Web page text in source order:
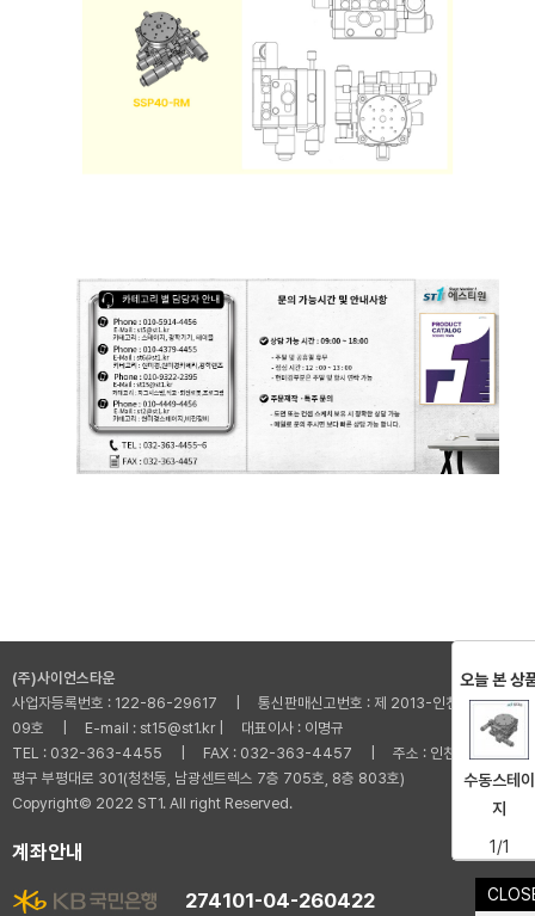
(주)사이언스타운
사업자등록번호 : 122-86-29617 | 통신판매신고번호 : 제 2013-인천부평-001
09호 | E-mail : st15@st1.kr | 대표이사 : 이명규
TEL : 032-363-4455 | FAX : 032-363-4457 | 주소 : 인천광역시 부
평구 부평대로 301(청천동, 남광센트렉스 7층 705호, 8층 803호)
Copyright© 2022 ST1. All right Reserved.
계좌안내
274101-04-260422
오늘 본 상
수동스테이
지
1/1